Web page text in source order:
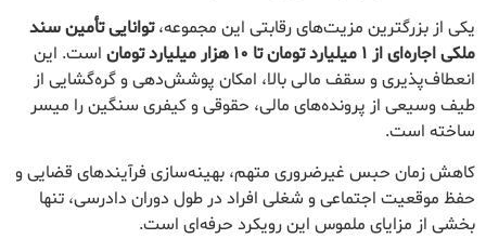
یکی از بزرگترین مزیت‌های رقابتی این مجموعه،توانایی تأمین سند
ملکی اجاره‌ای از ۱ میلیارد تومان تا ۱۰ هزار میلیارد تومان
است. این
انعطاف‌پذیری و سقف مالی بالا، امکان پوشش‌دهی و گره‌گشایی از
طیف وسیعی از پرونده‌های مالی، حقوقی و کیفری سنگین را میسر
ساخته است.
کاهش زمان حبس غیرضروری متهم، بهینه‌سازی فرآیندهای قضایی و
حفظ موقعیت اجتماعی و شغلی افراد در طول دوران دادرسی، تنها
بخشی از مزایای ملموس این رویکرد حرفه‌ای است.